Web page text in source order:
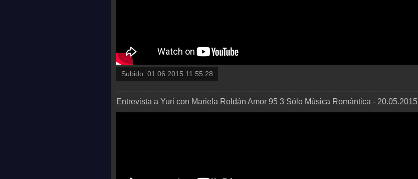
Subido: 01.06.2015 11:55:28
Entrevista a Yuri con Mariela Roldán Amor 95 3 Sólo Música Romántica - 20.05.2015